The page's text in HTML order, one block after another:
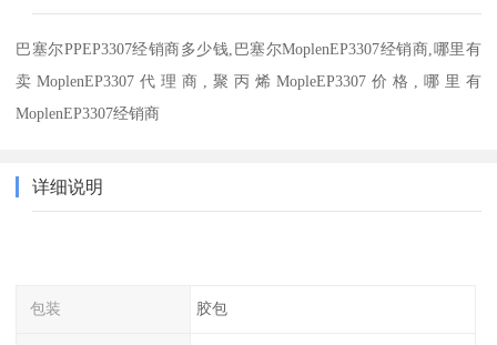
巴塞尔PPEP3307经销商多少钱,巴塞尔MoplenEP3307经销商,哪里有
卖MoplenEP3307代理商,聚丙烯MopleEP3307价格,哪里有
MoplenEP3307经销商
详细说明
包装 胶包